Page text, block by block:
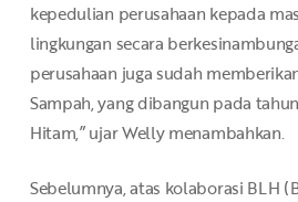
kepedulian perusahaan kepada
lingkungan secara
perusahaan juga sudah
Sampah, yang dibangun pada
Hitam,” ujar Welly menambahkan.
Sebelumnya, atas kolaborasi BLH